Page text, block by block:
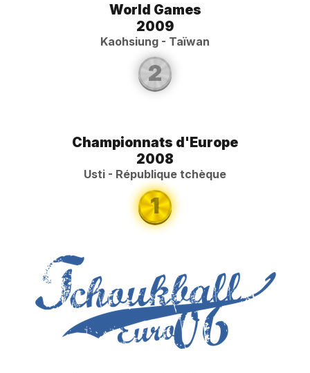
World Games
2009
Kaohsiung - Taïwan
2
Championnats d'Europe
2008
Usti - République tchèque
1